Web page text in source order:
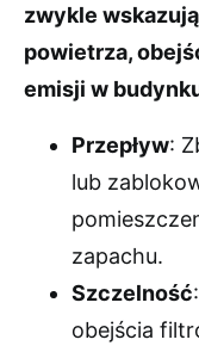
zwykle
powietrza,
emisji w
Przepływ:
lub
zapachu.
Szczelność
obejścia